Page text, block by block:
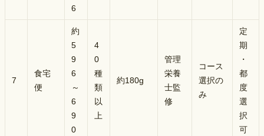
6
7
食宅
便
約
5
9
6
～
6
9
0
4
0
種
類
以
上
約180g
管理
栄養
士監
修
コース
選択の
み
定
期
・
都
度
選
択
可